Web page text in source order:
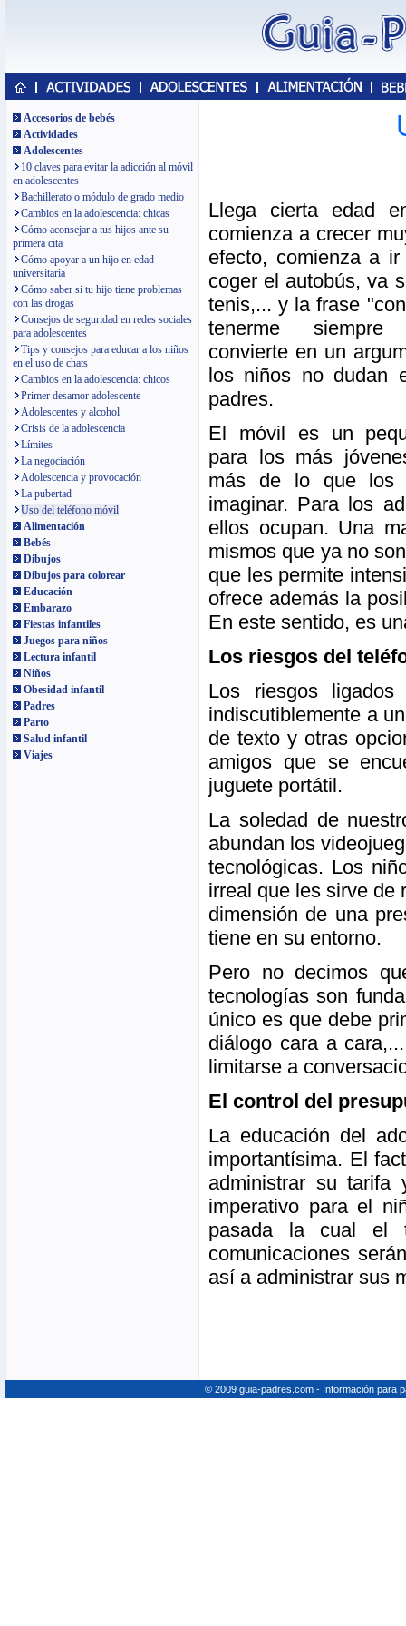
Accesorios de bebés
Actividades
Adolescentes
10 claves para evitar la adicción al móvil
en adolescentes
Bachillerato o módulo de grado medio
Cambios en la adolescencia: chicas
Cómo aconsejar a tus hijos ante su
primera cita
Cómo apoyar a un hijo en edad
universitaria
Cómo saber si tu hijo tiene problemas
con las drogas
Consejos de seguridad en redes sociales
para adolescentes
Tips y consejos para educar a los niños
en el uso de chats
Cambios en la adolescencia: chicos
Primer desamor adolescente
Adolescentes y alcohol
Crisis de la adolescencia
Límites
La negociación
Adolescencia y provocación
La pubertad
Uso del teléfono móvil
Alimentación
Bebés
Dibujos
Dibujos para colorear
Educación
Embarazo
Fiestas infantiles
Juegos para niños
Lectura infantil
Niños
Obesidad infantil
Padres
Parto
Salud infantil
Viajes
Llega cierta edad
comienza a crecer
efecto, comienza a
coger el autobús, va
tenis,... y la frase
tenerme
convierte en un
los niños no dudan
padres.
El móvil es un
para los más
más de lo que los
imaginar. Para los
ellos ocupan. Una
mismos que ya no
que les permite
ofrece además la
En este sentido, es
Los riesgos del
Los riesgos
indiscutiblemente a
de texto y otras
amigos que se
juguete portátil.
La soledad de
abundan los
tecnológicas. Los
irreal que les sirve de
dimensión de una
tiene en su entorno.
Pero no decimos
tecnologías son
único es que debe
diálogo cara a
limitarse a
El control del
La educación del
importantísima. El
administrar su
imperativo para el
pasada la cual el
comunicaciones
así a administrar sus
© 2009 guia-padres.com - Información para